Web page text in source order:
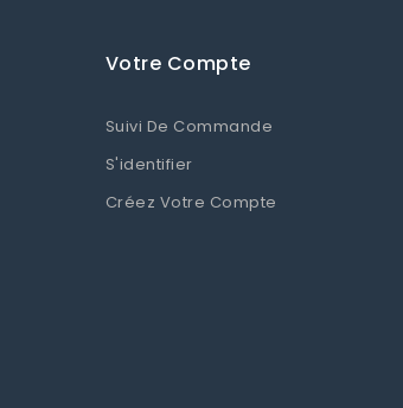
Votre Compte
Suivi De Commande
S'identifier
Créez Votre Compte